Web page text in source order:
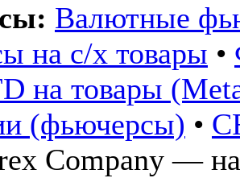
Валютные
на с/х товары •
на товары
(фьючерсы) •
Company —